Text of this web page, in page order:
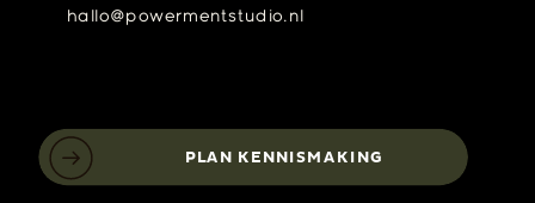
PLAN KENNISMAKING
hallo@powermentstudio.nl